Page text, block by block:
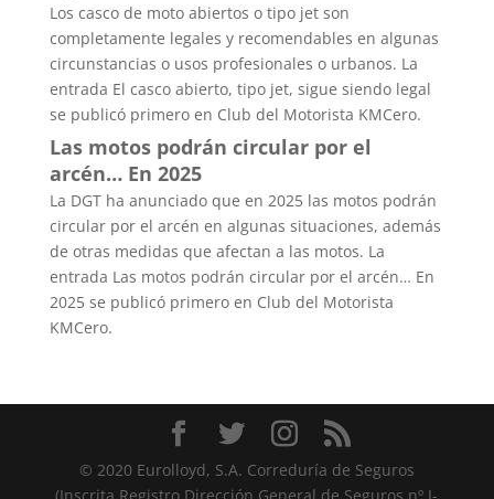
Los casco de moto abiertos o tipo jet son
completamente legales y recomendables en algunas
circunstancias o usos profesionales o urbanos. La
entrada El casco abierto, tipo jet, sigue siendo legal
se publicó primero en Club del Motorista KMCero.
Las motos podrán circular por el
arcén… En 2025
La DGT ha anunciado que en 2025 las motos podrán
circular por el arcén en algunas situaciones, además
de otras medidas que afectan a las motos. La
entrada Las motos podrán circular por el arcén… En
2025 se publicó primero en Club del Motorista
KMCero.
© 2020 Eurolloyd, S.A. Correduría de Seguros
(Inscrita Registro Dirección General de Seguros nº J-